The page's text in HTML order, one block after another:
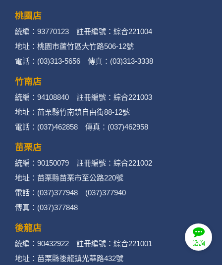
諮詢
桃園店
統編：93770123 註冊編號：綜合221004
地址：桃園市蘆竹區大竹路506-12號
電話：(03)313-5656 傳真：(03)313-3338
竹南店
統編：94108840 註冊編號：綜合221003
地址：苗栗縣竹南鎮自由街88-12號
電話：(037)462858 傳真：(037)462958
苗栗店
統編：90150079 註冊編號：綜合221002
地址：苗栗縣苗栗市至公路220號
電話：(037)377948 (037)377940
傳真：(037)377848
後龍店
統編：90432922 註冊編號：綜合221001
地址：苗栗縣後龍鎮光華路432號